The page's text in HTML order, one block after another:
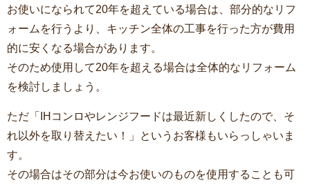
お使いになられて20年を超えている場合は、部分的なリフ
ォームを行うより、キッチン全体の工事を行った方が費用
的に安くなる場合があります。
そのため使用して20年を超える場合は全体的なリフォーム
を検討しましょう。
ただ「IHコンロやレンジフードは最近新しくしたので、そ
れ以外を取り替えたい！」というお客様もいらっしゃいま
す。
その場合はその部分は今お使いのものを使用することも可